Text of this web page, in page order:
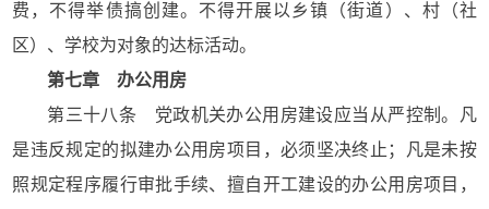
费，不得举债搞创建。不得开展以乡镇（街道）、村（社
区）、学校为对象的达标活动。
第七章 办公用房
第三十八条 党政机关办公用房建设应当从严控制。凡
是违反规定的拟建办公用房项目，必须坚决终止；凡是未按
照规定程序履行审批手续、擅自开工建设的办公用房项目，